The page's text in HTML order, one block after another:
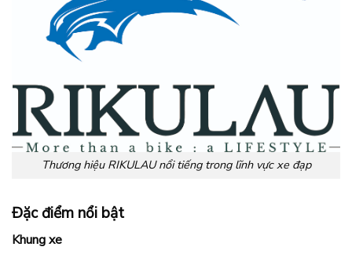
Thương hiệu RIKULAU nổi tiếng trong lĩnh vực xe đạp
Đặc điểm nổi bật
Khung xe